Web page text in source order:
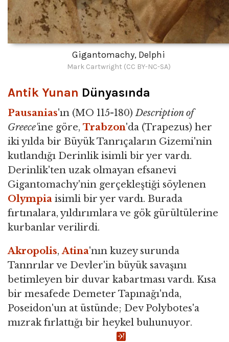
Gigantomachy, Delphi
Mark Cartwright (CC BY-NC-SA)
Antik Yunan Dünyasında
Pausanias'ın (MO 115-180)Description of
Greece'ine göre, Trabzon'da (Trapezus) her
iki yılda bir Büyük Tanrıçaların Gizemi'nin
kutlandığı Derinlik isimli bir yer vardı.
Derinlik'ten uzak olmayan efsanevi
Gigantomachy'nin gerçekleştiği söylenen
Olympia isimli bir yer vardı. Burada
fırtınalara, yıldırımlara ve gök gürültülerine
kurbanlar verilirdi.
Akropolis,Atina'nın kuzey surunda
Tannrılar ve Devler'in büyük savaşını
betimleyen bir duvar kabartması vardı. Kısa
bir mesafede Demeter Tapınağı'nda,
Poseidon'un at üstünde; Dev Polybotes'a
mızrak fırlattığı bir heykel bulıunuyor.